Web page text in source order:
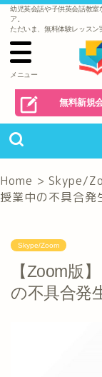
幼児英会話や子供英会話教室
ア。
ただいま、無料体験レッスン
メニュー
無料新規
Home > Skype/
授業中の不具合発
Skype/Zoom
【Zoom版
の不具合発